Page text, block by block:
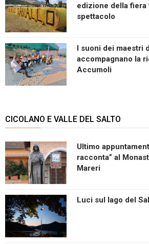
edizione della
spettacolo
I suoni dei maestri
accompagnano la
Accumoli
CICOLANO E VALLE DEL SALTO
Ultimo
racconta” al
Mareri
Luci sul lago del